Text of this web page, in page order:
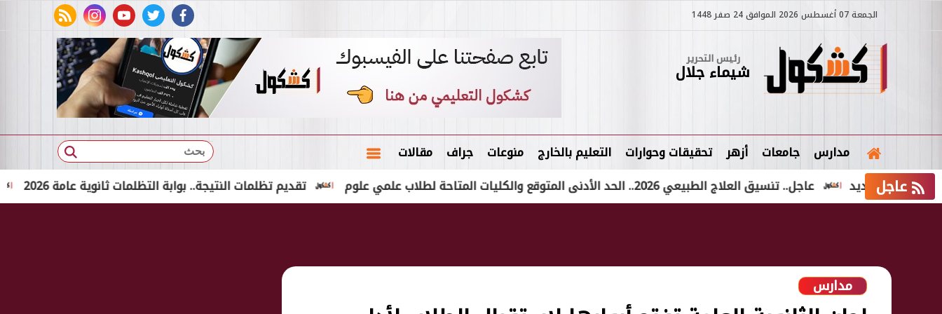
الجمعة 07 أغسطس 2026 الموافق 24 صفر 1448
facebook
twitter
youtube
instagram
rss feed
رئيس التحرير
شيماء جلال
مدارس جامعات أزهر تحقيقات وحوارات التعليم بالخارج منوعات جراف مقالات بحث
عاجل تقديم تظلمات النتيجة.. بوابة التظلمات ثانوية عامة 2026 عاجل.. تنسيق العلاج الطبيعي 2026.. الحد الأدنى المتوقع والكليات المتاحة لطلاب علمي علوم
مدارس